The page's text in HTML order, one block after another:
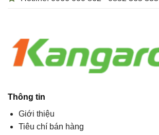
Thông tin
Giới thiệu
Tiêu chí bán hàng